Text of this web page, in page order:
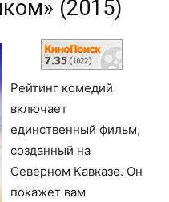
(2015)
Рейтинг комедий
включает
единственный фильм,
созданный на
Северном Кавказе. Он
покажет вам